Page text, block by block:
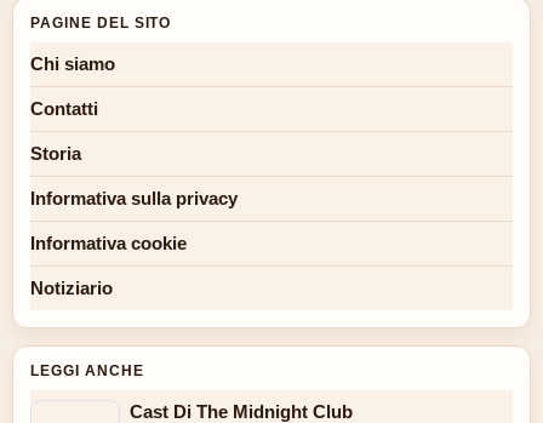
PAGINE DEL SITO
Chi siamo
Contatti
Storia
Informativa sulla privacy
Informativa cookie
Notiziario
LEGGI ANCHE
Cast Di The Midnight Club